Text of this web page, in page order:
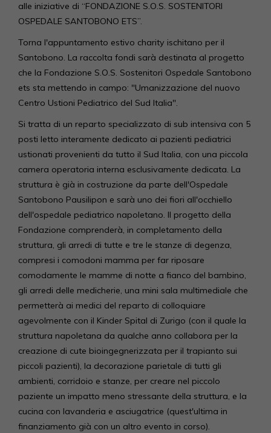
alle iniziative di “FONDAZIONE S.O.S. SOSTENITORI
OSPEDALE SANTOBONO ETS”.
Torna l'appuntamento estivo charity ischitano per il
Santobono. La raccolta fondi sarà destinata al progetto
che la Fondazione S.O.S. Sostenitori Ospedale Santobono
ets sta mettendo in campo: "Umanizzazione del nuovo
Centro Ustioni Pediatrico del Sud Italia".
Si tratta di un reparto specializzato di sub intensiva con 5
posti letto interamente dedicato ai pazienti pediatrici
ustionati provenienti da tutto il Sud Italia, con una piccola
camera operatoria interna esclusivamente dedicata. La
struttura è già in costruzione da parte dell'Ospedale
Santobono Pausilipon e sarà uno dei fiori all'occhiello
dell'ospedale pediatrico napoletano. Il progetto della
Fondazione comprenderà, in completamento della
struttura, gli arredi di tutte e tre le stanze di degenza,
compresi i comodoni mamma per far riposare
comodamente le mamme di notte a fianco del bambino,
gli arredi delle medicherie, una mini sala multimediale che
permetterà ai medici del reparto di colloquiare
agevolmente con il Kinder Spital di Zurigo (con il quale la
struttura napoletana da qualche anno collabora per la
creazione di cute bioingegnerizzata per il trapianto sui
piccoli pazienti), la decorazione parietale di tutti gli
ambienti, corridoio e stanze, per creare nel piccolo
paziente un impatto meno stressante della struttura, e la
cucina con lavanderia e asciugatrice (quest'ultima in
finanziamento già con un altro evento in corso).